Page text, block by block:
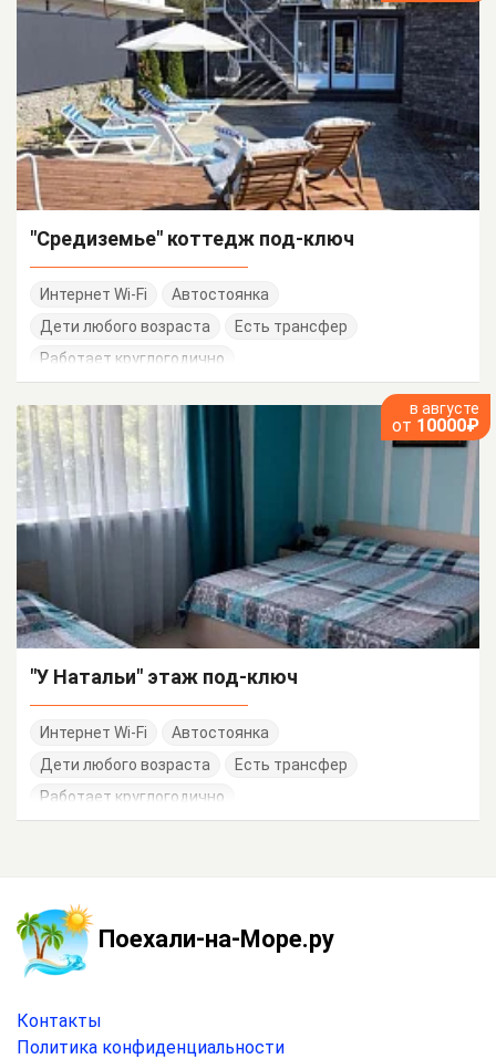
"Средиземье" коттедж под-ключ
Интернет Wi-Fi
Автостоянка
Дети любого возраста
Есть трансфер
Работает круглогодично
в августе
от 10000₽
"У Натальи" этаж под-ключ
Интернет Wi-Fi
Автостоянка
Дети любого возраста
Есть трансфер
Работает круглогодично
Поехали-на-Море.ру
Контакты
Политика конфиденциальности